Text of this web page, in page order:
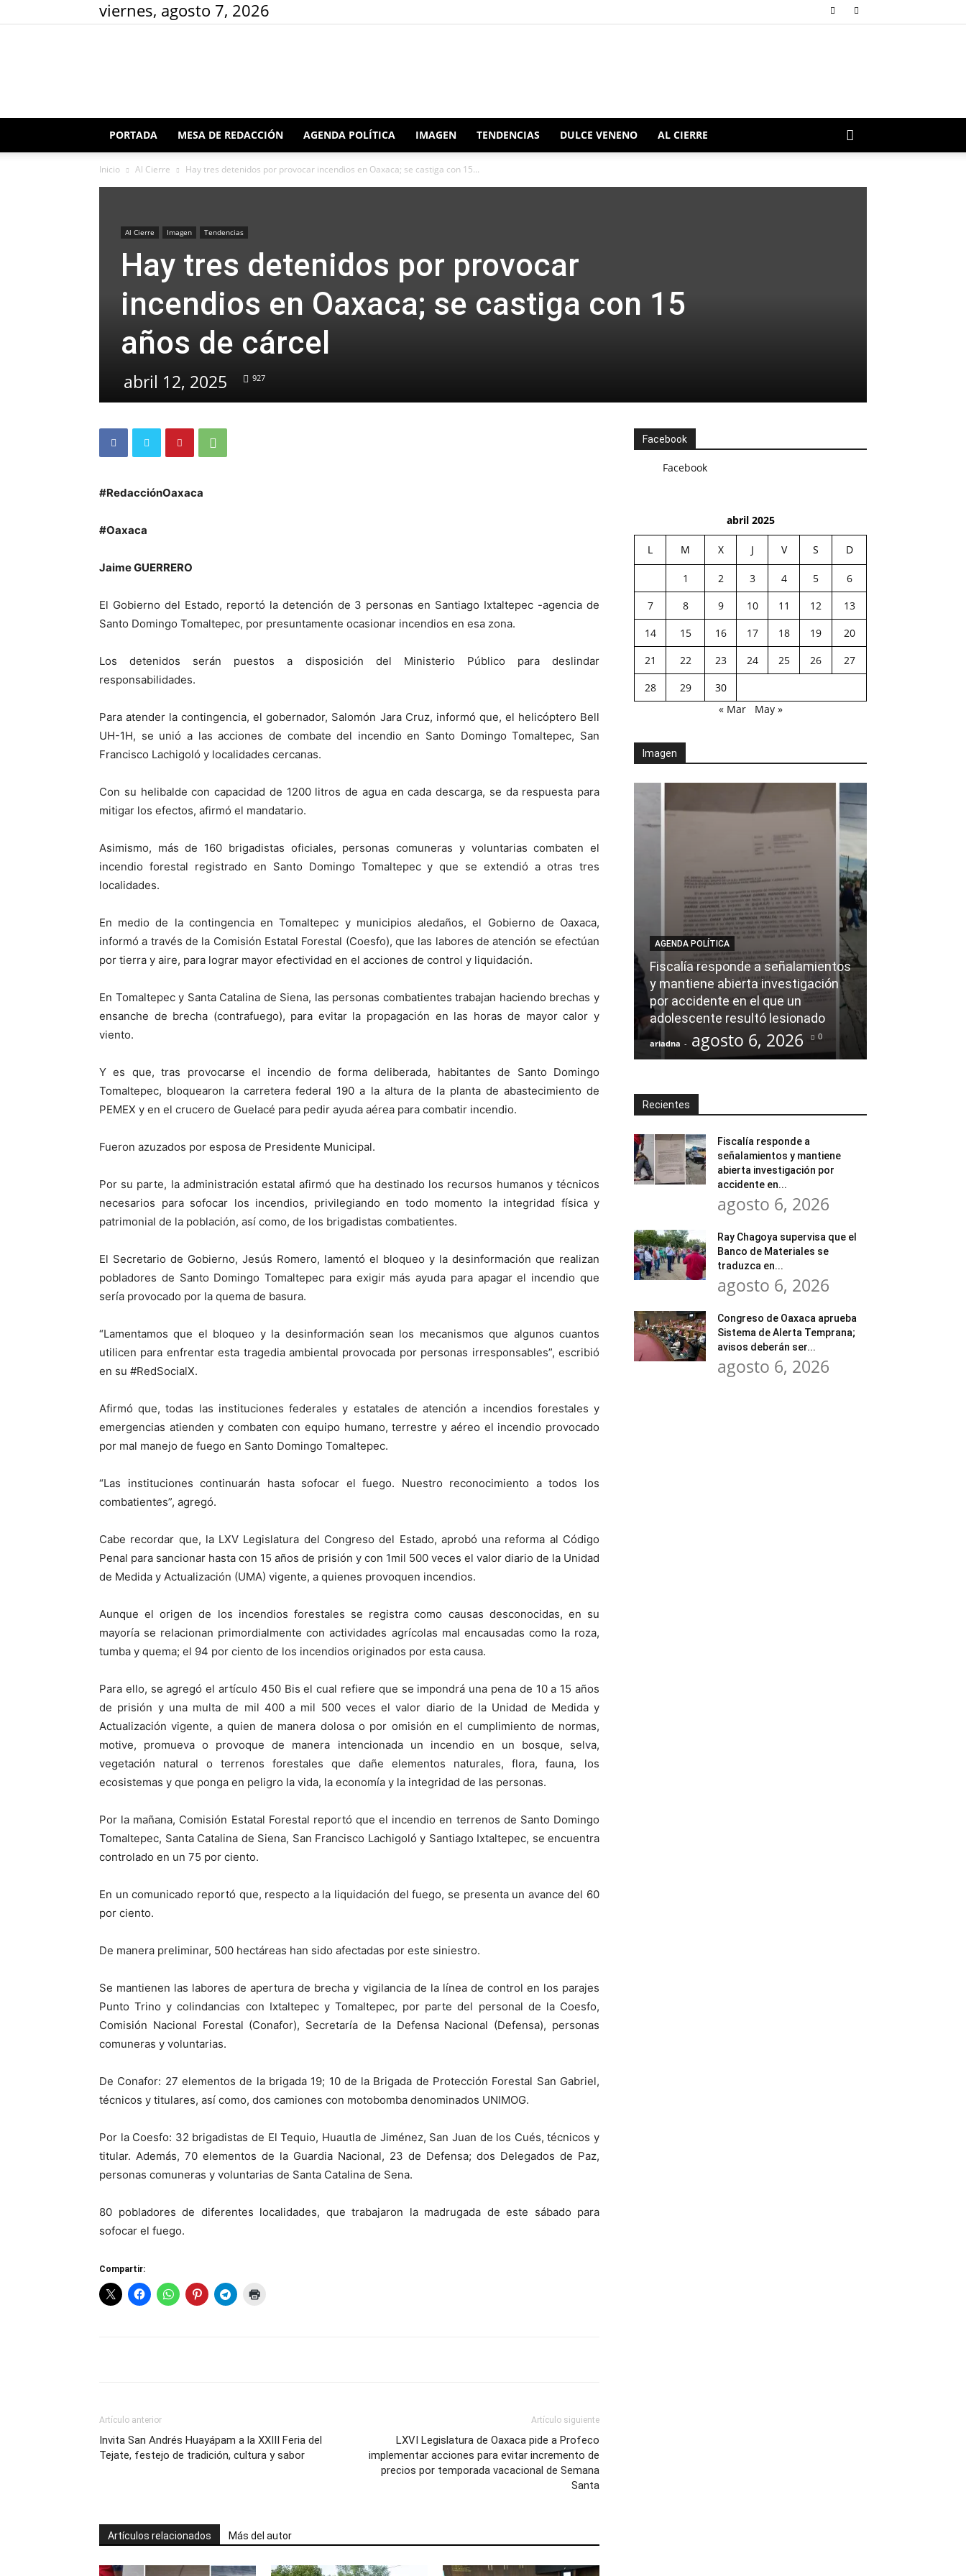
viernes, agosto 7, 2026
Redacción
PORTADA MESA DE REDACCIÓN AGENDA POLÍTICA IMAGEN TENDENCIAS DULCE VENENO AL CIERRE
Inicio Al Cierre Hay tres detenidos por provocar incendios en Oaxaca; se castiga con 15...
Al Cierre Imagen Tendencias
Hay tres detenidos por provocar
incendios en Oaxaca; se castiga con 15
años de cárcel
abril 12, 2025 927
#RedacciónOaxaca
#Oaxaca
Jaime GUERRERO
El Gobierno del Estado, reportó la detención de 3 personas en Santiago Ixtaltepec -agencia de
Santo Domingo Tomaltepec, por presuntamente ocasionar incendios en esa zona.
Los detenidos serán puestos a disposición del Ministerio Público para deslindar
responsabilidades.
Para atender la contingencia, el gobernador, Salomón Jara Cruz, informó que, el helicóptero Bell
UH-1H, se unió a las acciones de combate del incendio en Santo Domingo Tomaltepec, San
Francisco Lachigoló y localidades cercanas.
Con su helibalde con capacidad de 1200 litros de agua en cada descarga, se da respuesta para
mitigar los efectos, afirmó el mandatario.
Asimismo, más de 160 brigadistas oficiales, personas comuneras y voluntarias combaten el
incendio forestal registrado en Santo Domingo Tomaltepec y que se extendió a otras tres
localidades.
En medio de la contingencia en Tomaltepec y municipios aledaños, el Gobierno de Oaxaca,
informó a través de la Comisión Estatal Forestal (Coesfo), que las labores de atención se efectúan
por tierra y aire, para lograr mayor efectividad en el acciones de control y liquidación.
En Tomaltepec y Santa Catalina de Siena, las personas combatientes trabajan haciendo brechas y
ensanche de brecha (contrafuego), para evitar la propagación en las horas de mayor calor y
viento.
Y es que, tras provocarse el incendio de forma deliberada, habitantes de Santo Domingo
Tomaltepec, bloquearon la carretera federal 190 a la altura de la planta de abastecimiento de
PEMEX y en el crucero de Guelacé para pedir ayuda aérea para combatir incendio.
Fueron azuzados por esposa de Presidente Municipal.
Por su parte, la administración estatal afirmó que ha destinado los recursos humanos y técnicos
necesarios para sofocar los incendios, privilegiando en todo momento la integridad física y
patrimonial de la población, así como, de los brigadistas combatientes.
El Secretario de Gobierno, Jesús Romero, lamentó el bloqueo y la desinformación que realizan
pobladores de Santo Domingo Tomaltepec para exigir más ayuda para apagar el incendio que
sería provocado por la quema de basura.
“Lamentamos que el bloqueo y la desinformación sean los mecanismos que algunos cuantos
utilicen para enfrentar esta tragedia ambiental provocada por personas irresponsables”, escribió
en su #RedSocialX.
Afirmó que, todas las instituciones federales y estatales de atención a incendios forestales y
emergencias atienden y combaten con equipo humano, terrestre y aéreo el incendio provocado
por mal manejo de fuego en Santo Domingo Tomaltepec.
“Las instituciones continuarán hasta sofocar el fuego. Nuestro reconocimiento a todos los
combatientes”, agregó.
Cabe recordar que, la LXV Legislatura del Congreso del Estado, aprobó una reforma al Código
Penal para sancionar hasta con 15 años de prisión y con 1mil 500 veces el valor diario de la Unidad
de Medida y Actualización (UMA) vigente, a quienes provoquen incendios.
Aunque el origen de los incendios forestales se registra como causas desconocidas, en su
mayoría se relacionan primordialmente con actividades agrícolas mal encausadas como la roza,
tumba y quema; el 94 por ciento de los incendios originados por esta causa.
Para ello, se agregó el artículo 450 Bis el cual refiere que se impondrá una pena de 10 a 15 años
de prisión y una multa de mil 400 a mil 500 veces el valor diario de la Unidad de Medida y
Actualización vigente, a quien de manera dolosa o por omisión en el cumplimiento de normas,
motive, promueva o provoque de manera intencionada un incendio en un bosque, selva,
vegetación natural o terrenos forestales que dañe elementos naturales, flora, fauna, los
ecosistemas y que ponga en peligro la vida, la economía y la integridad de las personas.
Por la mañana, Comisión Estatal Forestal reportó que el incendio en terrenos de Santo Domingo
Tomaltepec, Santa Catalina de Siena, San Francisco Lachigoló y Santiago Ixtaltepec, se encuentra
controlado en un 75 por ciento.
En un comunicado reportó que, respecto a la liquidación del fuego, se presenta un avance del 60
por ciento.
De manera preliminar, 500 hectáreas han sido afectadas por este siniestro.
Se mantienen las labores de apertura de brecha y vigilancia de la línea de control en los parajes
Punto Trino y colindancias con Ixtaltepec y Tomaltepec, por parte del personal de la Coesfo,
Comisión Nacional Forestal (Conafor), Secretaría de la Defensa Nacional (Defensa), personas
comuneras y voluntarias.
De Conafor: 27 elementos de la brigada 19; 10 de la Brigada de Protección Forestal San Gabriel,
técnicos y titulares, así como, dos camiones con motobomba denominados UNIMOG.
Por la Coesfo: 32 brigadistas de El Tequio, Huautla de Jiménez, San Juan de los Cués, técnicos y
titular. Además, 70 elementos de la Guardia Nacional, 23 de Defensa; dos Delegados de Paz,
personas comuneras y voluntarias de Santa Catalina de Sena.
80 pobladores de diferentes localidades, que trabajaron la madrugada de este sábado para
sofocar el fuego.
Compartir:
Artículo anterior
Invita San Andrés Huayápam a la XXIII Feria del
Tejate, festejo de tradición, cultura y sabor
Artículo siguiente
LXVI Legislatura de Oaxaca pide a Profeco
implementar acciones para evitar incremento de
precios por temporada vacacional de Semana
Santa
Artículos relacionados Más del autor
Facebook
Facebook
abril 2025
L M X J V S D
1 2 3 4 5
6
7
8 9 10 11 12
13
14
15 16 17 18 19
20
21
22 23 24 25 26
27
28
29
30
« Mar
May »
Imagen
AGENDA POLÍTICA
Fiscalía responde a señalamientos
y mantiene abierta investigación
por accidente en el que un
adolescente resultó lesionado
ariadna - agosto 6, 2026 0
Recientes
Fiscalía responde a
señalamientos y mantiene
abierta investigación por
accidente en...
agosto 6, 2026
Ray Chagoya supervisa que el
Banco de Materiales se
traduzca en...
agosto 6, 2026
Congreso de Oaxaca aprueba
Sistema de Alerta Temprana;
avisos deberán ser...
agosto 6, 2026